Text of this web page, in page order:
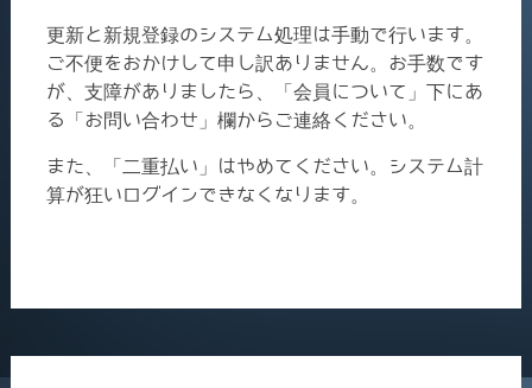
更新と新規登録のシステム処理は手動で行います。
ご不便をおかけして申し訳ありません。お手数です
が、支障がありましたら、「会員について」下にあ
る「お問い合わせ」欄からご連絡ください。
また、「二重払い」はやめてください。システム計
算が狂いログインできなくなります。